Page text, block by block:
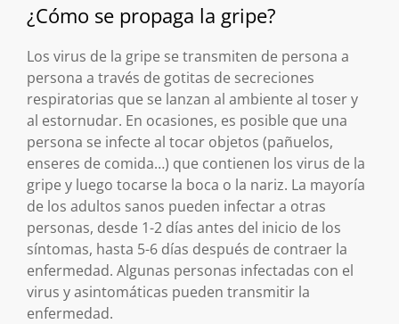
¿Cómo se propaga la gripe?
Los virus de la gripe se transmiten de persona a
persona a través de gotitas de secreciones
respiratorias que se lanzan al ambiente al toser y
al estornudar. En ocasiones, es posible que una
persona se infecte al tocar objetos (pañuelos,
enseres de comida…) que contienen los virus de la
gripe y luego tocarse la boca o la nariz. La mayoría
de los adultos sanos pueden infectar a otras
personas, desde 1-2 días antes del inicio de los
síntomas, hasta 5-6 días después de contraer la
enfermedad. Algunas personas infectadas con el
virus y asintomáticas pueden transmitir la
enfermedad.